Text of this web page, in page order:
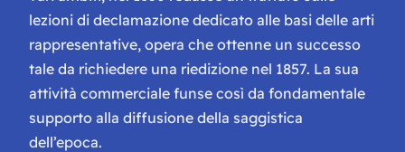
lezioni di declamazione dedicato alle basi delle arti
rappresentative, opera che ottenne un successo
tale da richiedere una riedizione nel 1857. La sua
attività commerciale funse così da fondamentale
supporto alla diffusione della saggistica
dell’epoca.